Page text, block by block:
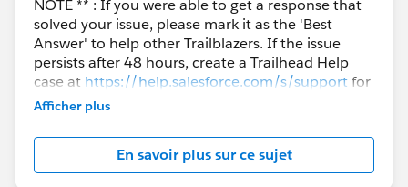
NOTE ** : If you were able to get a response that
solved your issue, please mark it as the 'Best
Answer' to help other Trailblazers. If the issue
persists after 48 hours, create a Trailhead Help
case at https://help.salesforce.com/s/supportfor
further assistance.
Afficher plus
En savoir plus sur ce sujet